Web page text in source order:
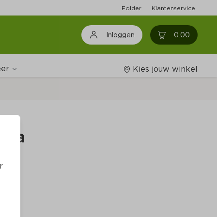
Folder Klantenservice
Inloggen 0.00 0
Kies jouw winkel